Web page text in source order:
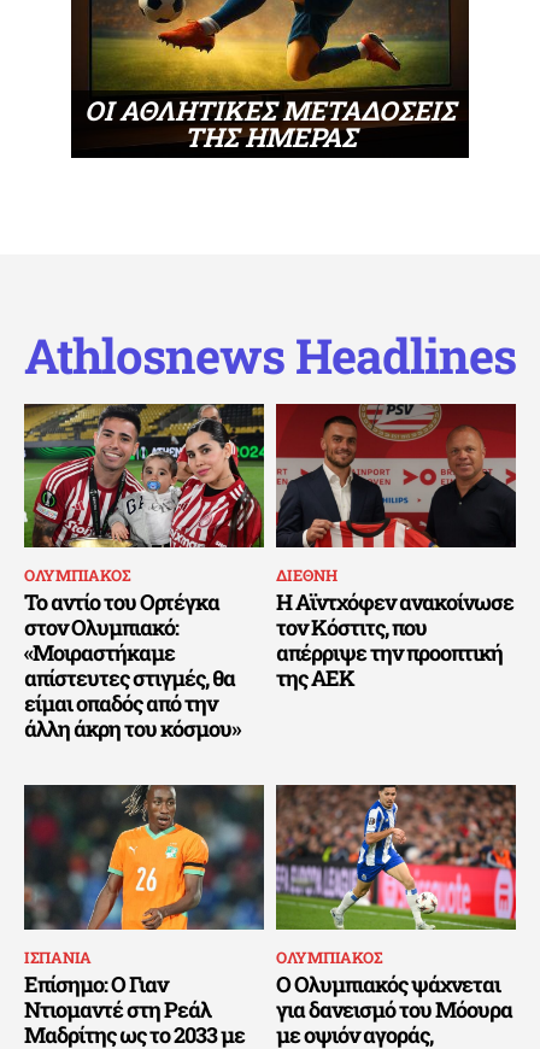
ΟΙ ΑΘΛΗΤΙΚΕΣ ΜΕΤΑΔΟΣΕΙΣ
ΤΗΣ ΗΜΕΡΑΣ
Athlosnews Headlines
ΟΛΥΜΠΙΑΚΟΣ
Το αντίο του Ορτέγκα
στον Ολυμπιακό:
«Μοιραστήκαμε
απίστευτες στιγμές, θα
είμαι οπαδός από την
άλλη άκρη του κόσμου»
ΔΙΕΘΝΗ
Η Αϊντχόφεν ανακοίνωσε
τον Κόστιτς, που
απέρριψε την προοπτική
της ΑΕΚ
ΙΣΠΑΝΙΑ
Επίσημο: Ο Γιαν
Ντιομαντέ στη Ρεάλ
Μαδρίτης ως το 2033 με
ΟΛΥΜΠΙΑΚΟΣ
Ο Ολυμπιακός ψάχνεται
για δανεισμό του Μόουρα
με οψιόν αγοράς,